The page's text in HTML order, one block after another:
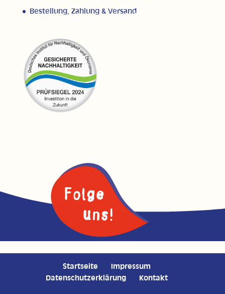
Bestellung, Zahlung & Versand
Startseite
Impressum
Datenschutzerklärung
Kontakt